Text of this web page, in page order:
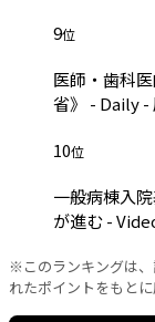
9位
医師・歯科
省》 - Daily -
10位
一般病棟入
が進む -
※このランキングは
れたポイントをもとに